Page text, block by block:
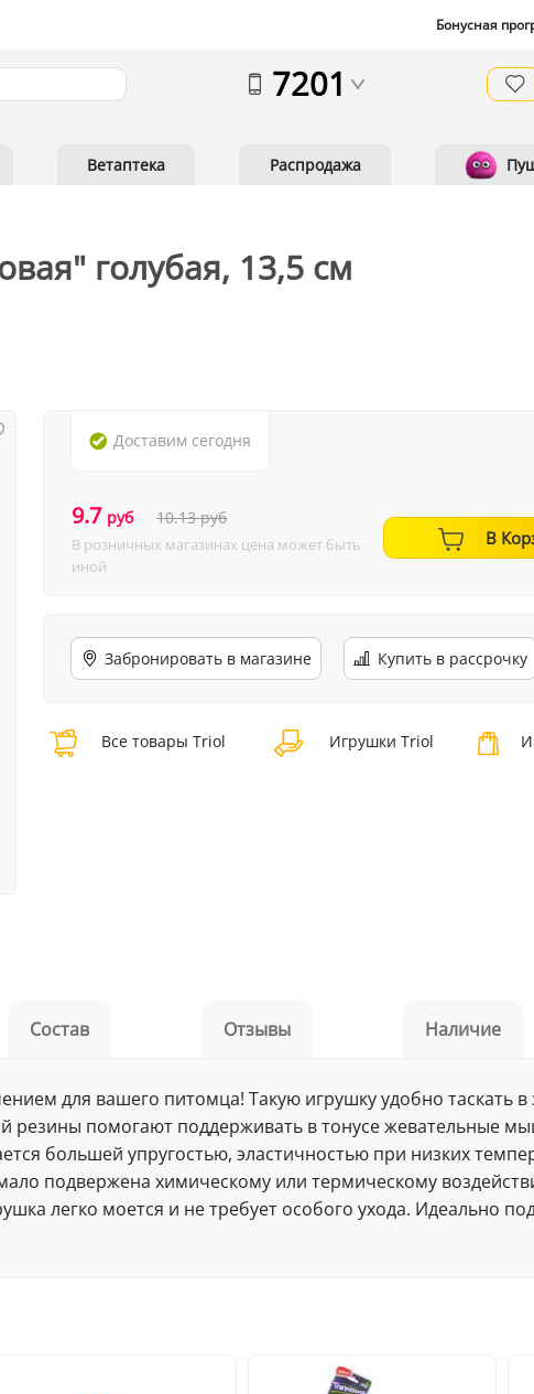
Бонусная
7201
Ветаптека Распродажа
голубая, 13,5 см
Доставим сегодня
9.7 руб 10.13руб
В розничных магазинах цена может быть
иной
В
Забронировать в магазине Купить в рассрочку
Все товары Triol Игрушки Triol
Состав Отзывы Наличие
для вашего питомца! Такую игрушку удобно таскать в
резины помогают поддерживать в тонусе жевательные
большей упругостью, эластичностью при низких
подвержена химическому или термическому
легко моется и не требует особого ухода. Идеально